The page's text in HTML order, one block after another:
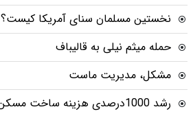
نخستین مسلمان سنای آمریکا کیست؟
حمله میثم نیلی به قالیباف
مشکل، مدیریت ماست
رشد 1000درصدی هزینه ساخت مسکن در 5 سال